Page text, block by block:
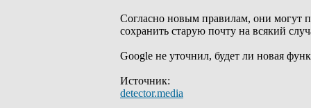
Согласно новым правилам, они могут
сохранить старую почту на всякий
Google не уточнил, будет ли новая
Источник:
detector.media